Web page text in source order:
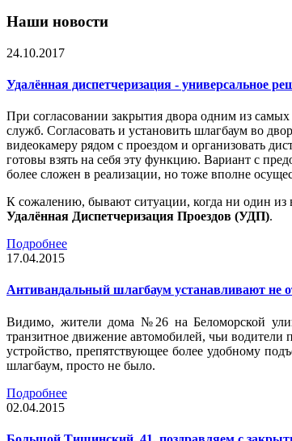
Наши новости
24.10.2017
Удалённая диспетчеризация - универсальное
При согласовании закрытия двора одним из
служб. Согласовать и установить шлагбаум во
видеокамеру рядом с проездом и организовать
готовы взять на себя эту функцию. Вариант с
более сложен в реализации, но тоже вполне
К сожалению, бывают ситуации, когда ни один из
Удалённая Диспетчеризация Проездов (УДП).
Подробнее
17.04.2015
Антивандальный шлагбаум устанавливают не
Видимо, жители дома №26 на Беломорской
транзитное движение автомобилей, чьи водители
устройство, препятствующее более удобному
шлагбаум, просто не было.
Подробнее
02.04.2015